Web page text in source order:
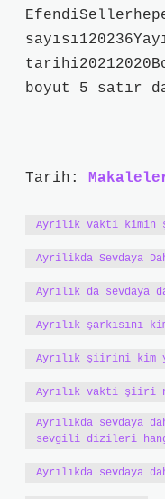
boyut 5 satır
Tarih:
Ayrilik vakti
Ayrilikda Sevdaya
Ayrılık da sevdaya
Ayrılık şarkısını
Ayrılık şiirini kim
Ayrılık vakti şiiri
Ayrılıkda sevdaya
sevgili dizileri
Ayrılıkda sevdaya